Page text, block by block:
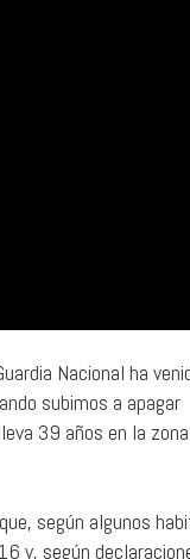
Nacional ha
subimos a apagar
39 años en la
según algunos
y, según